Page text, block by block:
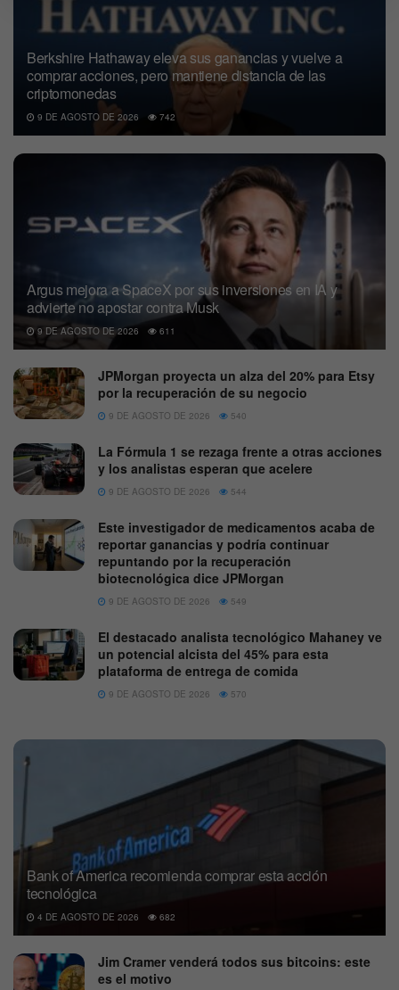
Berkshire Hathaway eleva sus ganancias y vuelve a
comprar acciones, pero mantiene distancia de las
criptomonedas
9 DE AGOSTO DE 2026 742
Argus mejora a SpaceX por sus inversiones en IA y
advierte no apostar contra Musk
9 DE AGOSTO DE 2026 611
JPMorgan proyecta un alza del 20% para Etsy
por la recuperación de su negocio
9 DE AGOSTO DE 2026 540
La Fórmula 1 se rezaga frente a otras acciones
y los analistas esperan que acelere
9 DE AGOSTO DE 2026 544
Este investigador de medicamentos acaba de
reportar ganancias y podría continuar
repuntando por la recuperación
biotecnológica dice JPMorgan
9 DE AGOSTO DE 2026 549
El destacado analista tecnológico Mahaney ve
un potencial alcista del 45% para esta
plataforma de entrega de comida
9 DE AGOSTO DE 2026 570
Bank of America recomienda comprar esta acción
tecnológica
4 DE AGOSTO DE 2026 682
Jim Cramer venderá todos sus bitcoins: este
es el motivo